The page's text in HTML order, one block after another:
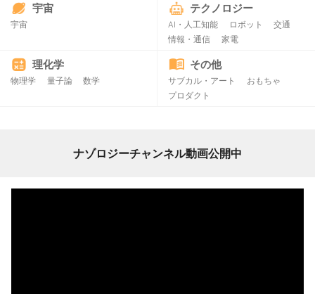
宇宙
宇宙
テクノロジー
AI・人工知能 ロボット
交通
情報・通信
家電
理化学
物理学 量子論 数学
その他
サブカル・アート
おもちゃ
プロダクト
ナゾロジーチャンネル動画公開中